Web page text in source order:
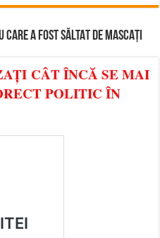
A FOST SĂLTAT DE MASCAȚI
CÂT ÎNCĂ SE MAI
POLITIC ÎN